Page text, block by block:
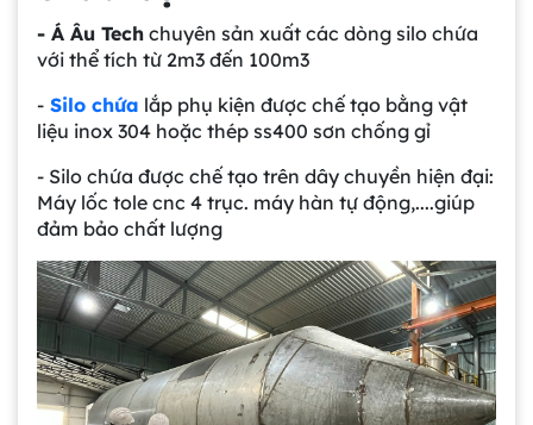
- Á Âu Tech chuyên sản xuất các dòng silo chứa
với thể tích từ 2m3 đến 100m3
- Silo chứa lắp phụ kiện được chế tạo bằng vật
liệu inox 304 hoặc thép ss400 sơn chống gỉ
- Silo chứa được chế tạo trên dây chuyền hiện đại:
Máy lốc tole cnc 4 trục. máy hàn tự động,....giúp
đảm bảo chất lượng